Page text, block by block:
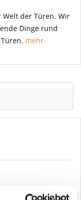
Welt der Türen. Wir
Dinge rund
mehr